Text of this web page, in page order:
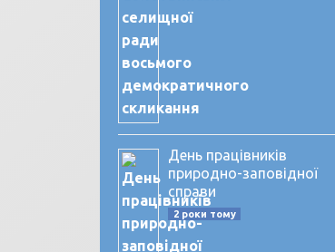
День працівників
природно-заповідної
справи
2 роки тому